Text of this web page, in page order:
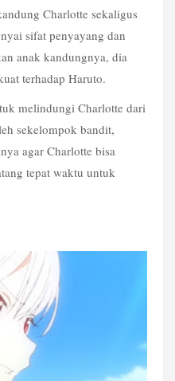
Charlotte sekaligus
sifat penyayang dan
anak kandungnya, dia
terhadap Haruto.
melindungi Charlotte dari
sekelompok bandit,
agar Charlotte bisa
tepat waktu untuk